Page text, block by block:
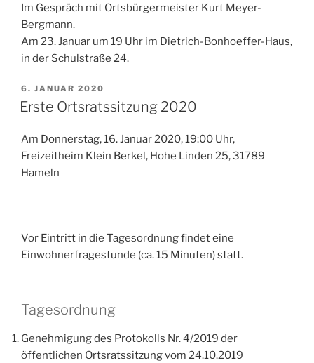
Im Gespräch mit Ortsbürgermeister Kurt Meyer-
Bergmann.
Am 23. Januar um 19 Uhr im Dietrich-Bonhoeffer-Haus,
in der Schulstraße 24.
VERÖFFENTLICHT
AM
6. JANUAR 2020
Erste Ortsratssitzung 2020
Am Donnerstag, 16. Januar 2020, 19:00 Uhr,
Freizeitheim Klein Berkel, Hohe Linden 25, 31789
Hameln
Vor Eintritt in die Tagesordnung findet eine
Einwohnerfragestunde (ca. 15 Minuten) statt.
Tagesordnung
Genehmigung des Protokolls Nr. 4/2019 der
öffentlichen Ortsratssitzung vom 24.10.2019